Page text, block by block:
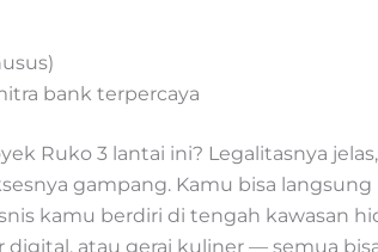
bank terpercaya
Ruko 3 lantai ini? Legalitasnya jelas,
gampang. Kamu bisa langsung
kamu berdiri di tengah kawasan
atau gerai kuliner — semua